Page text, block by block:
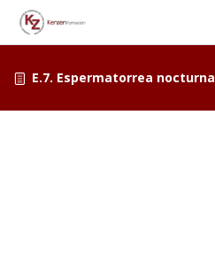
E.7. Espermatorrea nocturna